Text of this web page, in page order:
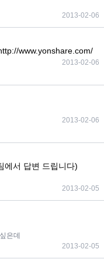
2013-02-06
www.yonshare.com/
2013-02-06
2013-02-06
에서 답변 드립니다)
2013-02-05
은데
2013-02-05